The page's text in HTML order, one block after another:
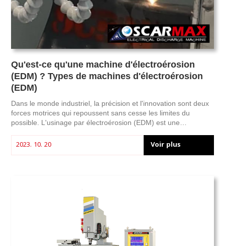
Qu'est-ce qu'une machine d'électroérosion
(EDM) ? Types de machines d'électroérosion
(EDM)
Dans le monde industriel, la précision et l'innovation sont deux
forces motrices qui repoussent sans cesse les limites du
possible. L'usinage par électroérosion (EDM) est une
secteur à Taïwan, OSCARMAX est à la pointe de la fabrication
2023. 10. 20 Voir plus